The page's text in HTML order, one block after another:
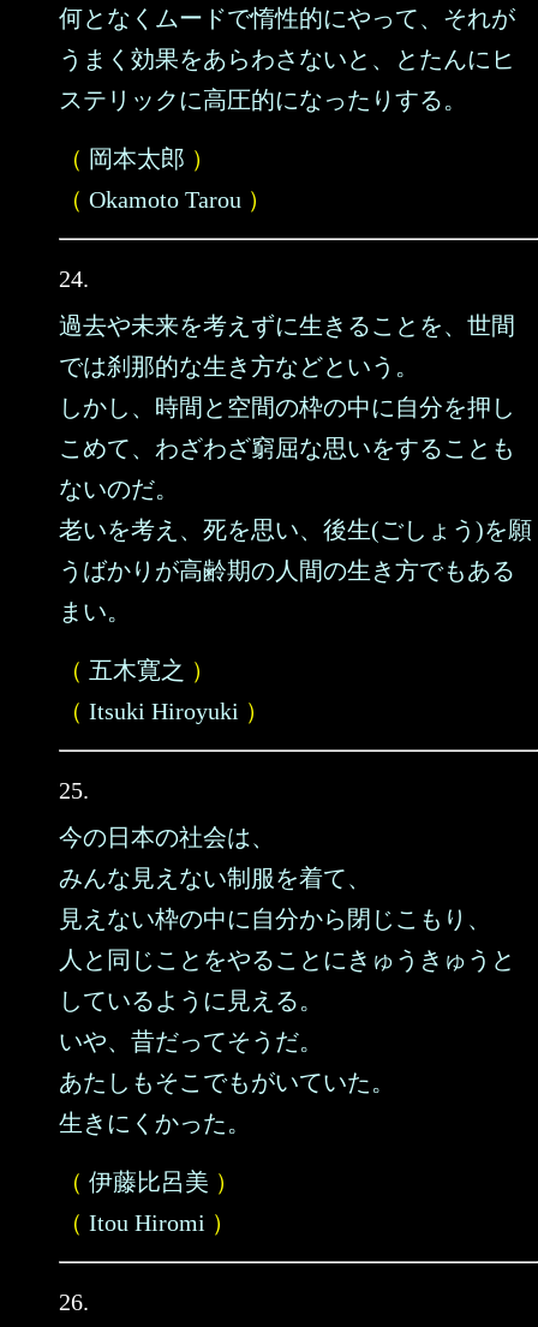
何となくムードで惰性的にやって、それが
うまく効果をあらわさないと、とたんにヒ
ステリックに高圧的になったりする。
（ 岡本太郎 ）
（ Okamoto Tarou ）
24.
過去や未来を考えずに生きることを、世間
では刹那的な生き方などという。
しかし、時間と空間の枠の中に自分を押し
こめて、わざわざ窮屈な思いをすることも
ないのだ。
老いを考え、死を思い、後生(ごしょう)を願
うばかりが高齢期の人間の生き方でもある
まい。
（ 五木寛之 ）
（ Itsuki Hiroyuki ）
25.
今の日本の社会は、
みんな見えない制服を着て、
見えない枠の中に自分から閉じこもり、
人と同じことをやることにきゅうきゅうと
しているように見える。
いや、昔だってそうだ。
あたしもそこでもがいていた。
生きにくかった。
（ 伊藤比呂美 ）
（ Itou Hiromi ）
26.